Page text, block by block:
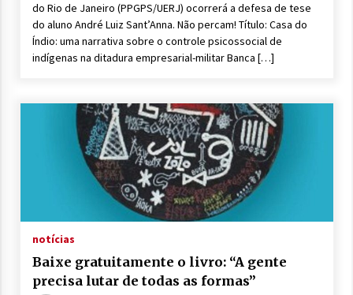
do Rio de Janeiro (PPGPS/UERJ) ocorrerá a defesa de tese
do aluno André Luiz Sant’Anna. Não percam! Título: Casa do
Índio: uma narrativa sobre o controle psicossocial de
indígenas na ditadura empresarial-militar Banca […]
notícias
Baixe gratuitamente o livro: “A gente
precisa lutar de todas as formas”